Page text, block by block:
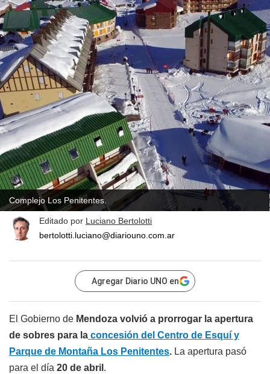
Complejo Los Penitentes.
Editado por Luciano Bertolotti
bertolotti.luciano@diariouno.com.ar
Agregar Diario UNO en
El Gobierno de Mendoza volvió a prorrogar la apertura
de sobres para la concesión del Centro de Esquí y
Parque de Montaña Los Penitentes. La apertura pasó
para el día 20 de abril .